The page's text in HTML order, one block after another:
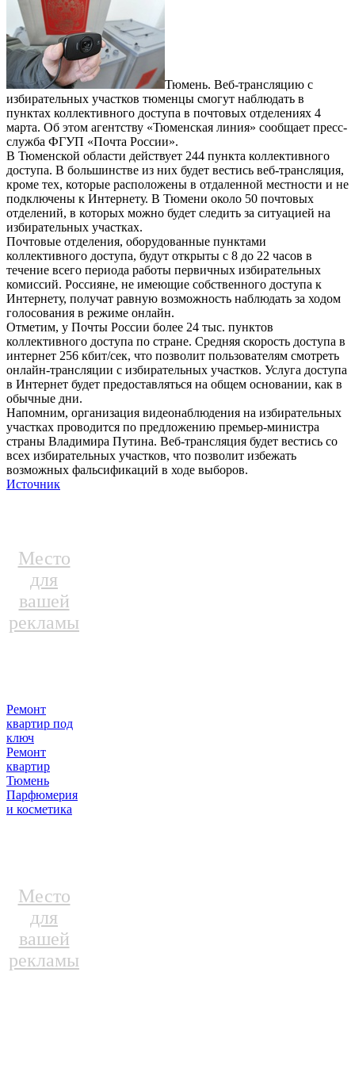
Тюмень. Веб-трансляцию с
избирательных участков тюменцы смогут наблюдать в
пунктах коллективного доступа в почтовых отделениях 4
марта. Об этом агентству «Тюменская линия» сообщает пресс-
служба ФГУП «Почта России».
В Тюменской области действует 244 пункта коллективного
доступа. В большинстве из них будет вестись веб-трансляция,
кроме тех, которые расположены в отдаленной местности и не
подключены к Интернету. В Тюмени около 50 почтовых
отделений, в которых можно будет следить за ситуацией на
избирательных участках.
Почтовые отделения, оборудованные пунктами
коллективного доступа, будут открыты с 8 до 22 часов в
течение всего периода работы первичных избирательных
комиссий. Россияне, не имеющие собственного доступа к
Интернету, получат равную возможность наблюдать за ходом
голосования в режиме онлайн.
Отметим, у Почты России более 24 тыс. пунктов
коллективного доступа по стране. Средняя скорость доступа в
интернет 256 кбит/сек, что позволит пользователям смотреть
онлайн-трансляции с избирательных участков. Услуга доступа
в Интернет будет предоставляться на общем основании, как в
обычные дни.
Напомним, организация видеонаблюдения на избирательных
участках проводится по предложению премьер-министра
страны Владимира Путина. Веб-трансляция будет вестись со
всех избирательных участков, что позволит избежать
возможных фальсификаций в ходе выборов.
Источник
Место
для
вашей
рекламы
Ремонт
квартир под
ключ
Ремонт
квартир
Тюмень
Парфюмерия
и косметика
Место
для
вашей
рекламы